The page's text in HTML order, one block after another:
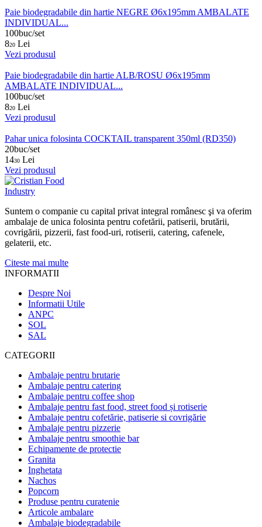
Paie biodegradabile din hartie NEGRE Ø6x195mm AMBALATE
INDIVIDUAL...
100buc/set
820 Lei
Vezi produsul
Paie biodegradabile din hartie ALB/ROSU Ø6x195mm
AMBALATE INDIVIDUAL...
100buc/set
820 Lei
Vezi produsul
Pahar unica folosinta COCKTAIL transparent 350ml (RD350)
20buc/set
1430 Lei
Vezi produsul
Suntem o companie cu capital privat integral românesc şi va oferim
ambalaje de unica folosinta pentru cofetării, patiserii, brutării,
covrigării, pizzerii, fast food-uri, rotiserii, catering, cafenele,
gelaterii, etc.
Citeste mai multe
INFORMATII
Despre Noi
Informatii Utile
ANPC
SOL
SAL
CATEGORII
Ambalaje pentru brutarie
Ambalaje pentru catering
Ambalaje pentru coffee shop
Ambalaje pentru fast food, street food și rotiserie
Ambalaje pentru cofetărie, patiserie si covrigărie
Ambalaje pentru pizzerie
Ambalaje pentru smoothie bar
Echipamente de protectie
Granita
Inghetata
Nachos
Popcorn
Produse pentru curatenie
Articole ambalare
Ambalaje biodegradabile